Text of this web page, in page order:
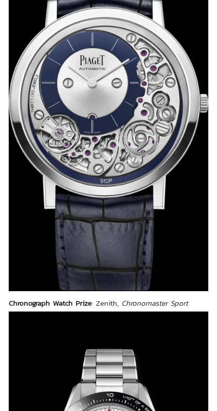
Chronograph Watch Prize: Zenith, Chronomaster Sport